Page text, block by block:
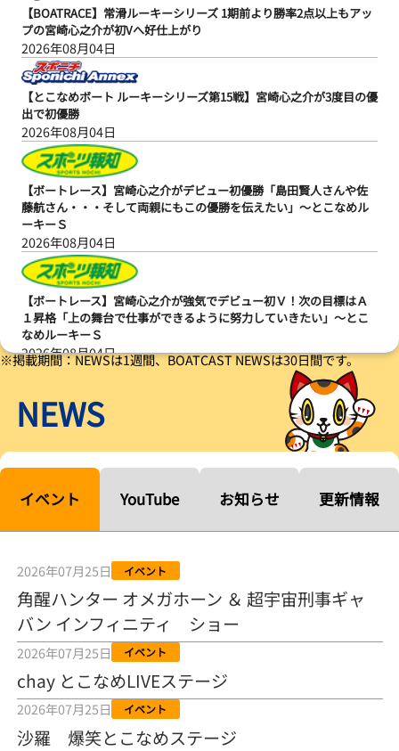
【BOATRACE】常滑ルーキーシリーズ 1期前より勝率2点以上もアッ
プの宮崎心之介が初Vへ好仕上がり
2026年08月04日
【とこなめボート ルーキーシリーズ第15戦】宮崎心之介が3度目の優
出で初優勝
2026年08月04日
【ボートレース】宮崎心之介がデビュー初優勝「島田賢人さんや佐
藤航さん・・・そして両親にもこの優勝を伝えたい」～とこなめル
ーキーＳ
2026年08月04日
【ボートレース】宮崎心之介が強気でデビュー初Ｖ！次の目標はＡ
１昇格「上の舞台で仕事ができるように努力していきたい」～とこ
なめルーキーＳ
2026年08月04日
【ルーキーシリーズ第15戦】塚越海斗「伸びを生かす方向で」4カド
から攻める／とこなめボートレース
【常滑ボート・ルーキーＳ】宮崎心之介 うれしいデビュー初優勝
「このままＡ１になれるように」
2026年08月04日
ド！／常滑ボート
2026年08月04日
【ボートレース】「しょっぱいですね」初優勝の宮崎心之介が水神
祭で満面の笑み／常滑 - 日刊スポーツ
2026年08月04日
【ボート】とこなめルーキーＳ 宮崎心之介がデビューから１年９カ
月で初優勝
2026年08月04日
※掲載期間：NEWSは1週間、BOATCAST NEWSは30日間です。
NEWS
イベント YouTube お知らせ 更新情報
2026年07月25日 イベント
角醒ハンター オメガホーン ＆ 超宇宙刑事ギャ
バン インフィニティ ショー
2026年07月25日 イベント
chay とこなめLIVEステージ
2026年07月25日 イベント
沙羅 爆笑とこなめステージ